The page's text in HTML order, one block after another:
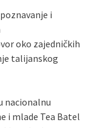
i
oko zajedničkih
talijanskog
nacionalnu
i mlade Tea Batel